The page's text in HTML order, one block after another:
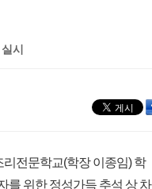
시
전문학교(학장 이종임) 학
를 위한 정성가득 추석 상 차